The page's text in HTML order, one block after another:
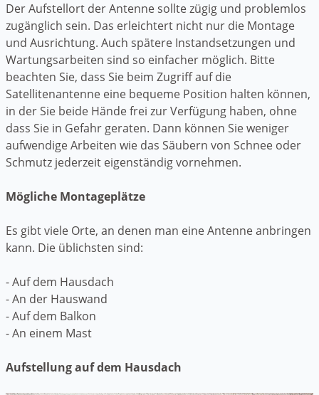
Der Aufstellort der Antenne sollte zügig und problemlos
zugänglich sein. Das erleichtert nicht nur die Montage
und Ausrichtung. Auch spätere Instandsetzungen und
Wartungsarbeiten sind so einfacher möglich. Bitte
beachten Sie, dass Sie beim Zugriff auf die
Satellitenantenne eine bequeme Position halten können,
in der Sie beide Hände frei zur Verfügung haben, ohne
dass Sie in Gefahr geraten. Dann können Sie weniger
aufwendige Arbeiten wie das Säubern von Schnee oder
Schmutz jederzeit eigenständig vornehmen.
Mögliche Montageplätze
Es gibt viele Orte, an denen man eine Antenne anbringen
kann. Die üblichsten sind:
- Auf dem Hausdach
- An der Hauswand
- Auf dem Balkon
- An einem Mast
Aufstellung auf dem Hausdach